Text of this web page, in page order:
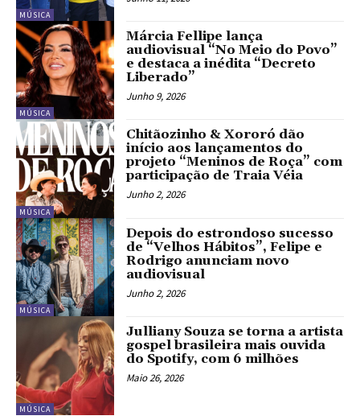
MÚSICA
MÚSICA
Márcia Fellipe lança
audiovisual “No Meio do Povo”
e destaca a inédita “Decreto
Liberado”
Junho 9, 2026
MÚSICA
Chitãozinho & Xororó dão
início aos lançamentos do
projeto “Meninos de Roça” com
participação de Traia Véia
Junho 2, 2026
MÚSICA
Depois do estrondoso sucesso
de “Velhos Hábitos”, Felipe e
Rodrigo anunciam novo
audiovisual
Junho 2, 2026
MÚSICA
Julliany Souza se torna a artista
gospel brasileira mais ouvida
do Spotify, com 6 milhões
Maio 26, 2026